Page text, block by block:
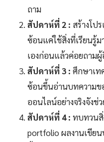
ถาม
สัปดาห์ที่ 2 : สร้างโป
ซ้อนแค่ใช้สิ่งที่เรียนรู้
เองก่อนแล้วค่อยถาม
สัปดาห์ที่ 3 : ศึกษาเท
ซ้อนขึ้นอ่านบทความข
ออนไลน์อย่างจริงจัง
สัปดาห์ที่ 4 : ทบทวนสิ่
portfolio ผลงานเขีย